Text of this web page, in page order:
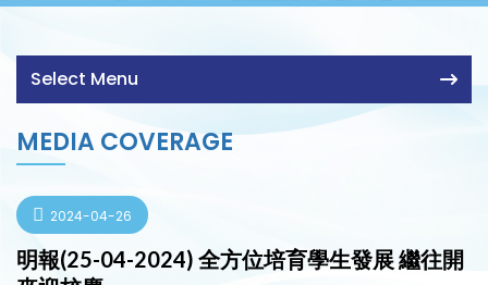
Select Menu
MEDIA COVERAGE
2024-04-26
明報(25-04-2024) 全方位培育學生發展 繼往開